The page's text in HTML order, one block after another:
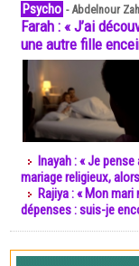
Psycho -Abdelnour
Farah : « J’ai
une autre fille
Inayah : « Je
mariage religieux,
Rajiya : « Mon
dépenses : suis-je